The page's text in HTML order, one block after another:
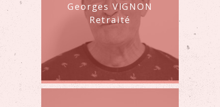
Georges VIGNON
Retraité